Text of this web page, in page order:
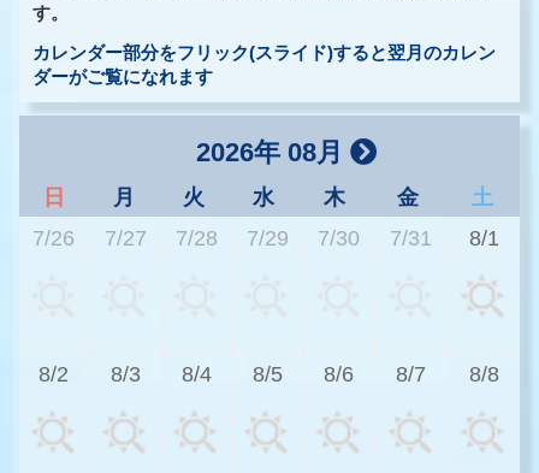
す。
カレンダー部分をフリック(スライド)すると翌月のカレン
ダーがご覧になれます
2026年 08月
日 月 火 水 木 金
土
7/26
7/27 7/28 7/29 7/30 7/31 8/1
8/2 8/3 8/4 8/5 8/6 8/7 8/8